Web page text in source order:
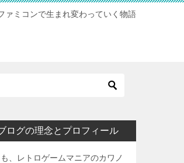
ァミコンで生まれ変わっていく物語
ログの理念とプロフィール
、レトロゲームマニアのカワノ